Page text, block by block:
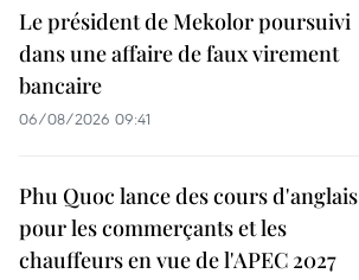
Le président de Mekolor poursuivi
dans une affaire de faux virement
bancaire
06/08/2026 09:41
Phu Quoc lance des cours d'anglais
pour les commerçants et les
chauffeurs en vue de l'APEC 2027